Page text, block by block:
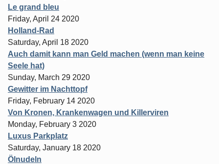
Le grand bleu
Friday, April 24 2020
Holland-Rad
Saturday, April 18 2020
Auch damit kann man Geld machen (wenn man keine
Seele hat)
Sunday, March 29 2020
Gewitter im Nachttopf
Friday, February 14 2020
Von Kronen, Krankenwagen und Killerviren
Monday, February 3 2020
Luxus Parkplatz
Saturday, January 18 2020
Ölnudeln